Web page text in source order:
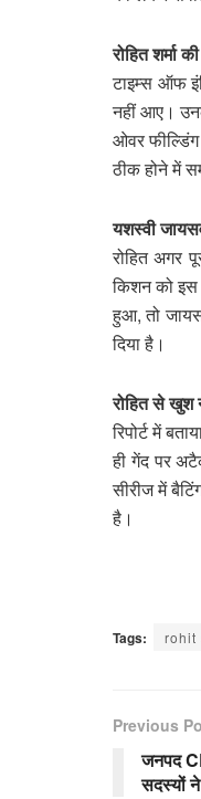
रोहित शर्मा
टाइम्स ऑफ
नहीं आए।
ओवर फील्डिंग
ठीक होने में
यशस्वी
रोहित अगर
किशन को इस
हुआ, तो
दिया है।
रोहित से खुश
रिपोर्ट में
ही गेंद पर
सीरीज में
है।
Tags: rohit
Previous
जनपद
सदस्यों ने